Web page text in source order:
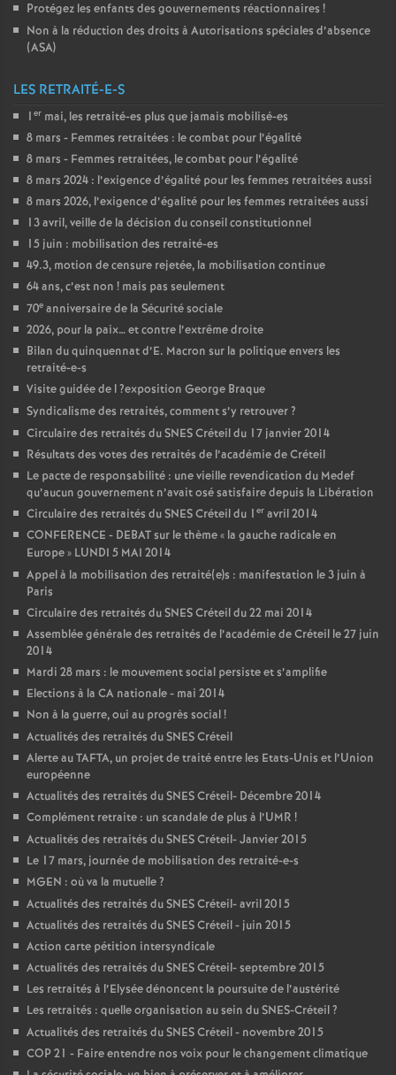
Protégez les enfants des gouvernements réactionnaires !
Non à la réduction des droits à Autorisations spéciales d’absence
(ASA)
LES RETRAITÉ-E-S
1 er mai, les retraité-es plus que jamais mobilisé-es
8 mars - Femmes retraitées : le combat pour l’égalité
8 mars - Femmes retraitées, le combat pour l’égalité
8 mars 2024 : l’exigence d’égalité pour les femmes retraitées aussi
8 mars 2026, l’exigence d’égalité pour les femmes retraitées aussi
13 avril, veille de la décision du conseil constitutionnel
15 juin : mobilisation des retraité-es
49.3, motion de censure rejetée, la mobilisation continue
64 ans, c’est non ! mais pas seulement
70e anniversaire de la Sécurité sociale
2026, pour la paix… et contre l’extrême droite
Bilan du quinquennat d’E. Macron sur la politique envers les
retraité-e-s
Visite guidée de l?exposition George Braque
Syndicalisme des retraités, comment s’y retrouver?
Circulaire des retraités duSNESCréteil du 17 janvier 2014
Résultats des votes des retraités de l’académie de Créteil
Le pacte de responsabilité : une vieille revendication du Medef
qu’aucun gouvernement n’avait osé satisfaire depuis la Libération
Circulaire des retraités duSNESCréteil du 1 er avril 2014
CONFERENCE - DEBATsur le thème « la gauche radicale en
Europe» LUNDI 5 MAI 2014
Appel à la mobilisation des retraité(e)s : manifestation le 3 juin à
Paris
Circulaire des retraités duSNESCréteil du 22 mai 2014
Assemblée générale des retraités de l’académie de Créteil le 27 juin
2014
Mardi 28 mars : le mouvement social persiste et s’amplifie
Elections à la CA nationale - mai 2014
Non à la guerre, oui au progrès social!
Actualités des retraités duSNESCréteil
Alerte auTAFTA, un projet de traité entre les Etats-Unis et l’Union
européenne
Actualités des retraités duSNESCréteil- Décembre 2014
Complément retraite : un scandale de plus à l’UMR !
Actualités des retraités duSNESCréteil- Janvier 2015
Le 17 mars, journée de mobilisation des retraité-e-s
MGEN : où va la mutuelle?
Actualités des retraités duSNESCréteil- avril 2015
Actualités des retraités duSNESCréteil - juin 2015
Action carte pétition intersyndicale
Actualités des retraités duSNESCréteil- septembre 2015
Les retraités à l’Elysée dénoncent la poursuite de l’austérité
Les retraités : quelle organisation au sein duSNES-Créteil?
Actualités des retraités duSNESCréteil - novembre 2015
COP21 - Faire entendre nos voix pour le changement climatique